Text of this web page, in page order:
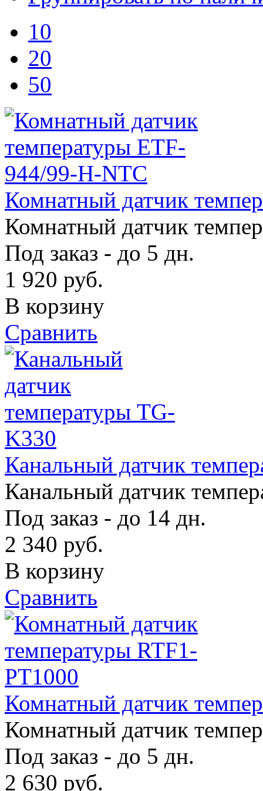
10
20
50
Комнатный датчик
Комнатный датчик
Под заказ - до 5 дн.
1 920 руб.
В корзину
Сравнить
Канальный датчик
Канальный датчик
Под заказ - до 14 дн.
2 340 руб.
В корзину
Сравнить
Комнатный датчик
Комнатный датчик
Под заказ - до 5 дн.
2 630 руб.